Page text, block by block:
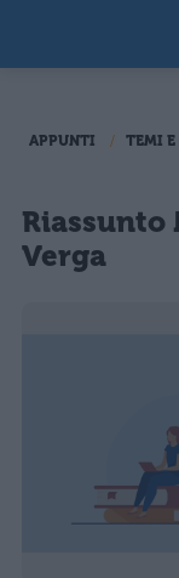
APPUNTI TEMI E
Riassunto
Verga